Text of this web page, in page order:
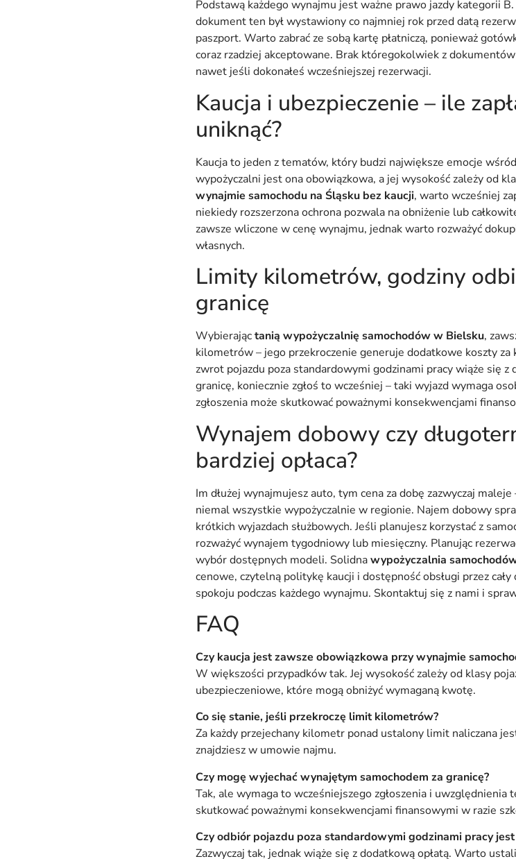
Podstawą każdego wynajmu jest ważne prawo jazdy kategorii
dokument ten był wystawiony co najmniej rok przed datą
paszport. Warto zabrać ze sobą kartę płatniczą, ponieważ
coraz rzadziej akceptowane. Brak któregokolwiek z
nawet jeśli dokonałeś wcześniejszej rezerwacji.
Kaucja i ubezpieczenie – ile
uniknąć?
Kaucja to jeden z tematów, który budzi największe emocje
wypożyczalni jest ona obowiązkowa, a jej wysokość zależy od
wynajmie samochodu na Śląsku bez kaucji, warto wcześniej
niekiedy rozszerzona ochrona pozwala na obniżenie lub
zawsze wliczone w cenę wynajmu, jednak warto rozważyć
własnych.
Limity kilometrów, godziny
granicę
Wybierająctanią wypożyczalnię samochodów w Bielsku,
kilometrów – jego przekroczenie generuje dodatkowe koszty
zwrot pojazdu poza standardowymi godzinami pracy wiąże się z
granicę, koniecznie zgłoś to wcześniej – taki wyjazd wymaga
zgłoszenia może skutkować poważnymi konsekwencjami
Wynajem dobowy czy
bardziej opłaca?
Im dłużej wynajmujesz auto, tym cena za dobę zazwyczaj
niemal wszystkie wypożyczalnie w regionie. Najem dobowy
krótkich wyjazdach służbowych. Jeśli planujesz korzystać z
rozważyć wynajem tygodniowy lub miesięczny. Planując
wybór dostępnych modeli. Solidnawypożyczalnia
cenowe, czytelną politykę kaucji i dostępność obsługi przez
spokoju podczas każdego wynajmu. Skontaktuj się z nami i
FAQ
Czy kaucja jest zawsze obowiązkowa przy wynajmie
W większości przypadków tak. Jej wysokość zależy od klasy
ubezpieczeniowe, które mogą obniżyć wymaganą kwotę.
Co się stanie, jeśli przekroczę limit kilometrów?
Za każdy przejechany kilometr ponad ustalony limit naliczana
znajdziesz w umowie najmu.
Czy mogę wyjechać wynajętym samochodem za granicę?
Tak, ale wymaga to wcześniejszego zgłoszenia i uwzględnienia
skutkować poważnymi konsekwencjami finansowymi w razie
Czy odbiór pojazdu poza standardowymi godzinami pracy
Zazwyczaj tak, jednak wiąże się z dodatkową opłatą. Warto